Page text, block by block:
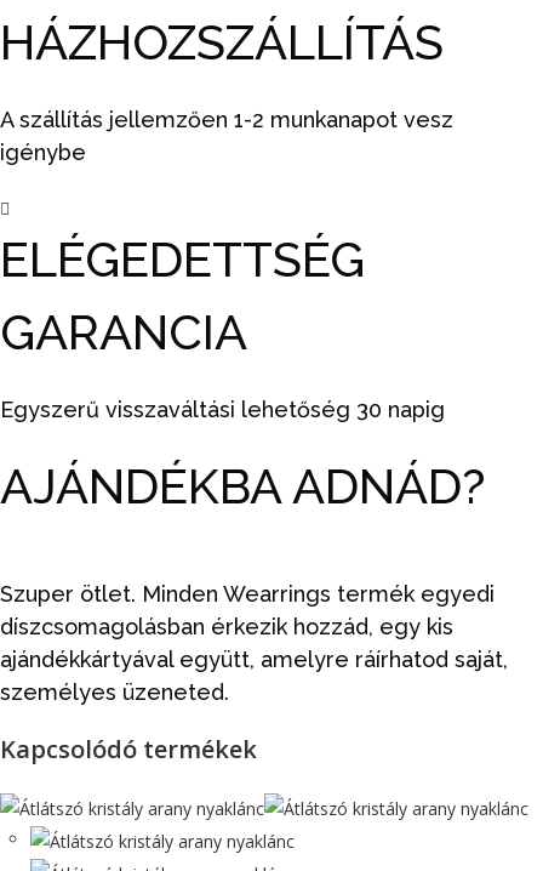
HÁZHOZSZÁLLÍTÁS
A szállítás jellemzően 1-2 munkanapot vesz
igénybe
ELÉGEDETTSÉG
GARANCIA
Egyszerű visszaváltási lehetőség 30 napig
AJÁNDÉKBA ADNÁD?
Szuper ötlet. Minden Wearrings termék egyedi
díszcsomagolásban érkezik hozzád, egy kis
ajándékkártyával együtt, amelyre ráírhatod saját,
személyes üzeneted.
Kapcsolódó termékek